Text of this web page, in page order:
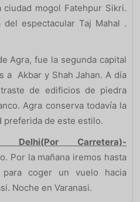
mogol Fatehpur Sikri.
espectacular Taj Mahal .
Agra, fue la segunda capital
a Akbar y Shah Jahan. A día
de edificios de piedra
Agra conserva todavía la
preferida de este estilo.
Delhi(Por Carretera)-
Por la mañana iremos hasta
coger un vuelo hacia
Noche en Varanasi.